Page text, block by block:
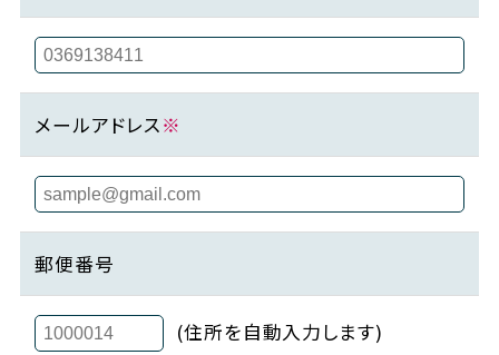
メールアドレス※
郵便番号
(住所を自動入力します)